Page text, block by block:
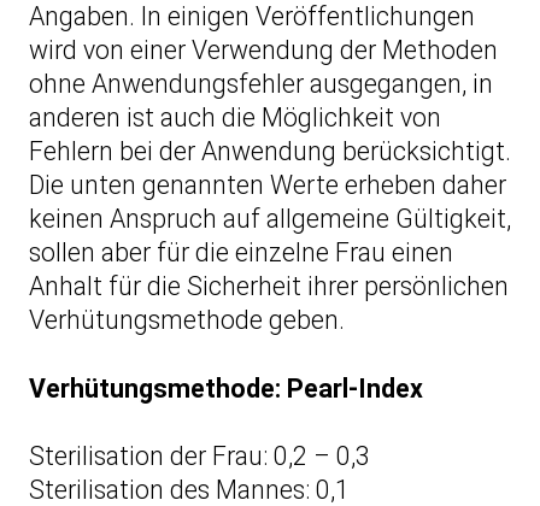
Angaben. In einigen Veröffentlichungen
wird von einer Verwendung der Methoden
ohne Anwendungsfehler ausgegangen, in
anderen ist auch die Möglichkeit von
Fehlern bei der Anwendung berücksichtigt.
Die unten genannten Werte erheben daher
keinen Anspruch auf allgemeine Gültigkeit,
sollen aber für die einzelne Frau einen
Anhalt für die Sicherheit ihrer persönlichen
Verhütungsmethode geben.
Verhütungsmethode: Pearl-Index
Sterilisation der Frau: 0,2 – 0,3
Sterilisation des Mannes: 0,1